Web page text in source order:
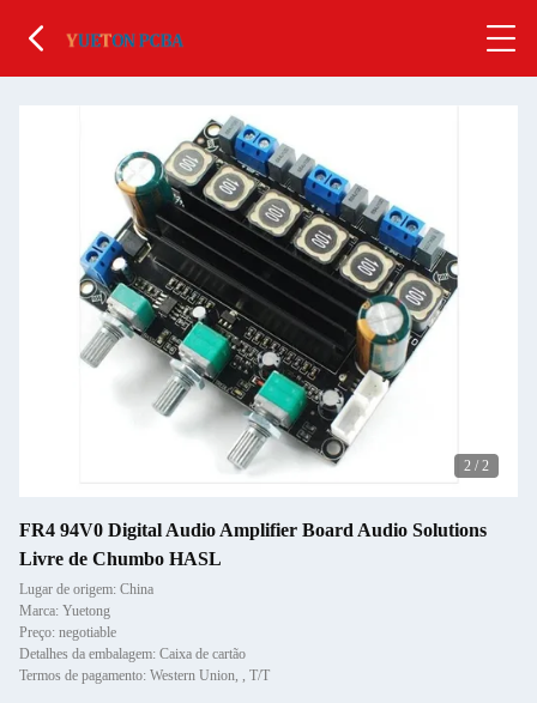
2 / 2
FR4 94V0 Digital Audio Amplifier Board Audio Solutions
Livre de Chumbo HASL
Lugar de origem: China
Marca: Yuetong
Preço: negotiable
Detalhes da embalagem: Caixa de cartão
Termos de pagamento: Western Union, , T/T